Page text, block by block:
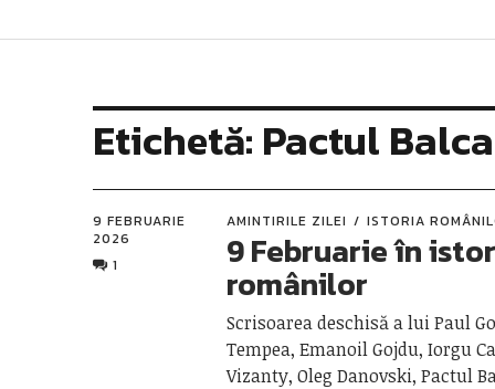
Etichetă: Pactul
9 FEBRUARIE
2026
1
AMINTIRILE ZILEI ISTORIA
9 Februarie în
românilor
Scrisoarea deschisă a lui Paul
Tempea, Emanoil Gojdu, Iorgu
Vizanty, Oleg Danovski, Pactul